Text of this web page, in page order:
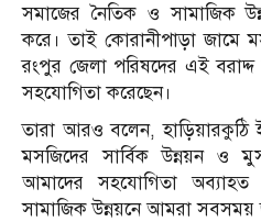
সমাজের নৈতিক ও সামাজিক
করে। তাই কোরানীপাড়া জামে
রংপুর জেলা পরিষদের এই বরাদ্দ
সহযোগিতা করেছেন।
তারা আরও বলেন, হাড়িয়ারকুঠি
মসজিদের সার্বিক উন্নয়ন ও
আমাদের সহযোগিতা অব্যাহত
সামাজিক উন্নয়নে আমরা সবসময়